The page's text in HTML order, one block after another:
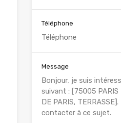
Téléphone
Message